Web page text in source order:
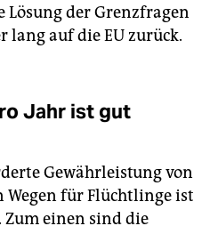
Lösung der Grenzfragen
auf die EU zurück.
Jahr ist gut
Gewährleistung von
Wegen für Flüchtlinge ist
einen sind die